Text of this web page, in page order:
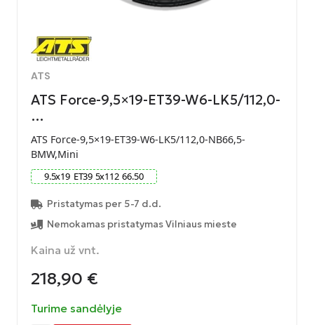
ATS
ATS Force-9,5×19-ET39-W6-LK5/112,0-
…
ATS Force-9,5×19-ET39-W6-LK5/112,0-NB66,5-
BMW,Mini
9.5x19 ET39 5x112 66.50
Pristatymas per 5-7 d.d.
Nemokamas pristatymas Vilniaus mieste
Kaina už vnt.
218,90 €
Turime sandėlyje